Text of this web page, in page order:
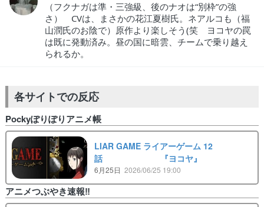
（フクナガは準・三強級、後のナオは“別枠”の強
さ） CVは、まさかの花江夏樹氏。ネアルコも（福
山潤氏のお陰で）原作より楽しそう(笑 ヨコヤの罠
は既に発動済み。昼の国に暗雲、チームで乗り越え
られるか。
各サイトでの反応
Pockyぽりぽりアニメ帳
LIAR GAME ライアーゲーム 12
話 『ヨコヤ』
6月25日 2026/06/25 19:00
アニメつぶやき速報‼︎